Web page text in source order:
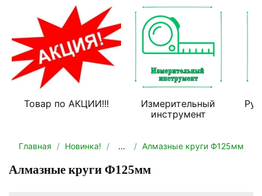
Товар по АКЦИИ!!!
Измерительный
инструмент
Главная Новинка! ... Алмазные круги Ф125мм
Алмазные круги Ф125мм